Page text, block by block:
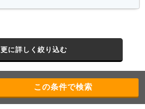
更に詳しく絞り込む